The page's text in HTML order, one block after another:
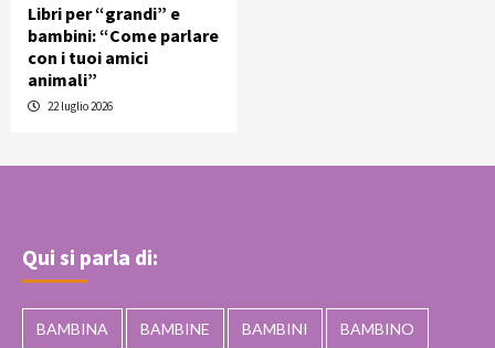
Libri per “grandi” e
bambini: “Come parlare
con i tuoi amici
animali”
22 luglio 2026
Qui si parla di:
BAMBINA BAMBINE BAMBINI BAMBINO